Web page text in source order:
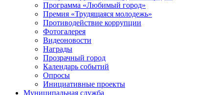
Программа «Любимый город»
Премия «Трудящаяся молодежь»
Противодействие коррупции
Фотогалерея
Видеоновости
Награды
Прозрачный город
Календарь событий
Опросы
Инициативные проекты
Муниципальная служба